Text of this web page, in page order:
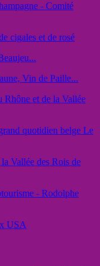
- Comité
cigales et de rosé
Vin de Paille...
Rhône et de la Vallée
quotidien belge Le
Vallée des Rois de
- Rodolphe
USA